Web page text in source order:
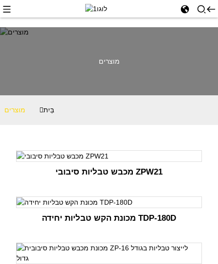
מוצרים
בַּיִת מוצרים
מכבש טבליות סיבובי ZPW21
מכונת הקש טבליות יחידה TDP-180D